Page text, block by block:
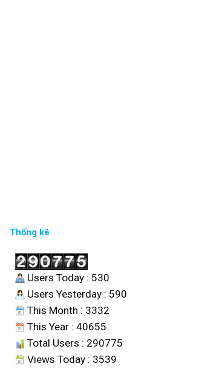
Thống kê
Users Today : 530
Users Yesterday : 590
This Month : 3332
This Year : 40655
Total Users : 290775
Views Today : 3539